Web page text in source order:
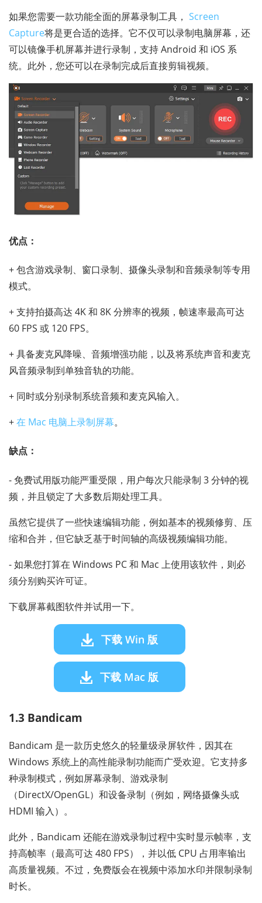
如果您需要一款功能全面的屏幕录制工具， Screen
Capture将是更合适的选择。它不仅可以录制电脑屏幕，还
可以镜像手机屏幕并进行录制，支持 Android 和 iOS 系
统。此外，您还可以在录制完成后直接剪辑视频。
优点：
+ 包含游戏录制、窗口录制、摄像头录制和音频录制等专用
模式。
+ 支持拍摄高达 4K 和 8K 分辨率的视频，帧速率最高可达
60 FPS 或 120 FPS。
+ 具备麦克风降噪、音频增强功能，以及将系统声音和麦克
风音频录制到单独音轨的功能。
+ 同时或分别录制系统音频和麦克风输入。
+在 Mac 电脑上录制屏幕。
缺点：
- 免费试用版功能严重受限，用户每次只能录制 3 分钟的视
频，并且锁定了大多数后期处理工具。
虽然它提供了一些快速编辑功能，例如基本的视频修剪、压
缩和合并，但它缺乏基于时间轴的高级视频编辑功能。
- 如果您打算在 Windows PC 和 Mac 上使用该软件，则必
须分别购买许可证。
下载屏幕截图软件并试用一下。
下载 Win 版
下载 Mac 版
1.3 Bandicam
Bandicam 是一款历史悠久的轻量级录屏软件，因其在
Windows 系统上的高性能录制功能而广受欢迎。它支持多
种录制模式，例如屏幕录制、游戏录制
（DirectX/OpenGL）和设备录制（例如，网络摄像头或
HDMI 输入）。
此外，Bandicam 还能在游戏录制过程中实时显示帧率，支
持高帧率（最高可达 480 FPS），并以低 CPU 占用率输出
高质量视频。不过，免费版会在视频中添加水印并限制录制
时长。